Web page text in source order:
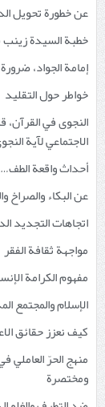
عن خطورة تحويل
خطبة السيدة
إمامة الجواد،
خواطر حول التقليد
النجوى في
الاجتماعي لآية
أحداث واقعة
عن البكاء
اتجاهات التجديد
مواجهة ثقافة الفقر
مفهوم الكرامة
الإسلام والمجتمع
كيف نعزز حقائق
منهج الحرّ
ومختصرة